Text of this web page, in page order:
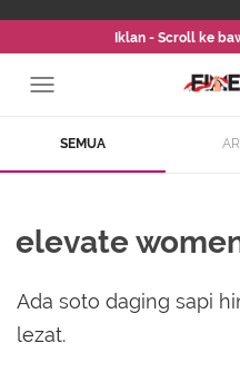
Iklan - Scroll ke
SEMUA
elevate
Ada soto daging sapi
lezat.